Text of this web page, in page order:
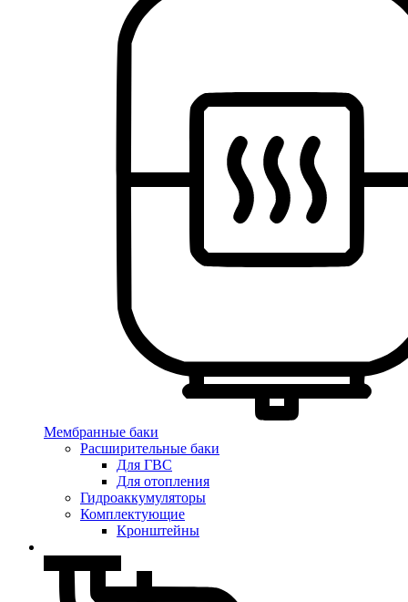
Мембранные баки
Расширительные баки
Для ГВС
Для отопления
Гидроаккумуляторы
Комплектующие
Кронштейны